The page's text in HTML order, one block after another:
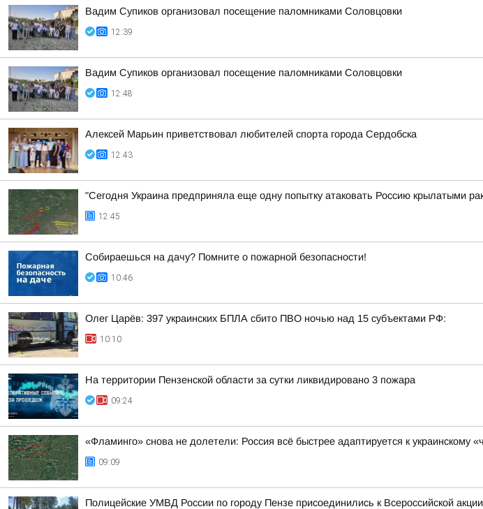
Вадим Супиков организовал посещение паломниками Соловцовки
12:39
Вадим Супиков организовал посещение паломниками Соловцовки
12:48
Алексей Марьин приветствовал любителей спорта города Сердобска
12:43
"Сегодня Украина предприняла еще одну попытку атаковать Россию крылатыми
12:45
Собираешься на дачу? Помните о пожарной безопасности!
10:46
Олег Царёв: 397 украинских БПЛА сбито ПВО ночью над 15 субъектами РФ:
10:10
На территории Пензенской области за сутки ликвидировано 3 пожара
09:24
«Фламинго» снова не долетели: Россия всё быстрее адаптируется к украинскому
09:09
Полицейские УМВД России по городу Пензе присоединились к Всероссийской